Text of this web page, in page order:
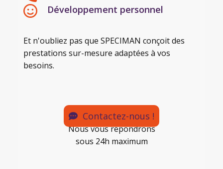
Développement personnel
Et n'oubliez pas que SPECIMAN conçoit des
prestations sur-mesure adaptées à vos
besoins.
Contactez-nous !
Nous vous répondrons
sous 24h maximum